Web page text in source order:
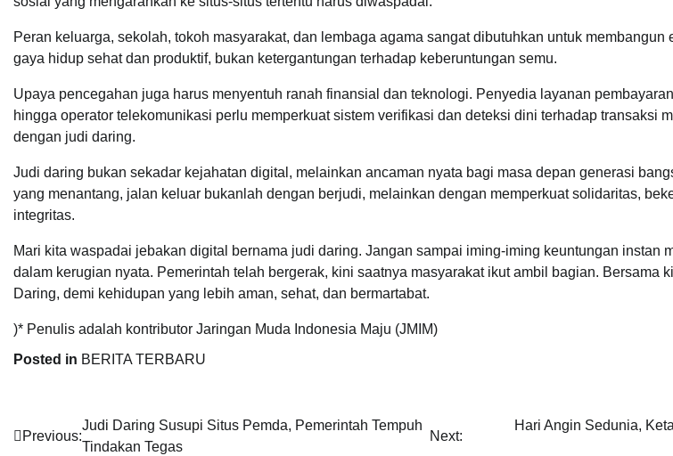
Peran keluarga, sekolah, tokoh masyarakat, dan lembaga agama sangat dibutuhkan untuk membangun
gaya hidup sehat dan produktif, bukan ketergantungan terhadap keberuntungan semu.
Upaya pencegahan juga harus menyentuh ranah finansial dan teknologi. Penyedia layanan
hingga operator telekomunikasi perlu memperkuat sistem verifikasi dan deteksi dini terhadap transaksi
dengan judi daring.
Judi daring bukan sekadar kejahatan digital, melainkan ancaman nyata bagi masa depan generasi
yang menantang, jalan keluar bukanlah dengan berjudi, melainkan dengan memperkuat solidaritas,
integritas.
Mari kita waspadai jebakan digital bernama judi daring. Jangan sampai iming-iming keuntungan instan
dalam kerugian nyata. Pemerintah telah bergerak, kini saatnya masyarakat ikut ambil bagian. Bersama
Daring, demi kehidupan yang lebih aman, sehat, dan bermartabat.
)* Penulis adalah kontributor Jaringan Muda Indonesia Maju (JMIM)
Posted in BERITA TERBARU
Navigasi
Previous:
Judi Daring Susupi Situs Pemda, Pemerintah Tempuh
Tindakan Tegas
Next:
Hari Angin Sedunia,